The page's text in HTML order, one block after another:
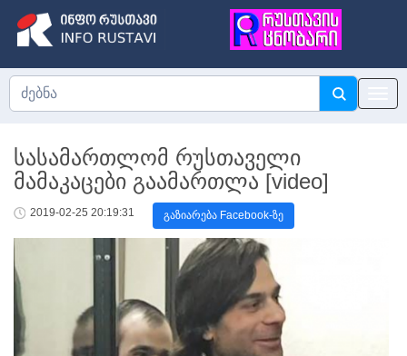
სასამართლომ რუსთაველი
მამაკაცები გაამართლა [video]
2019-02-25 20:19:31 გაზიარება Facebook-ზე